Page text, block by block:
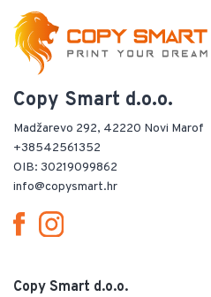
Copy Smart d.o.o.
Madžarevo 292, 42220 Novi Marof
+38542561352
OIB: 30219099862
info@copysmart.hr
Copy Smart d.o.o.